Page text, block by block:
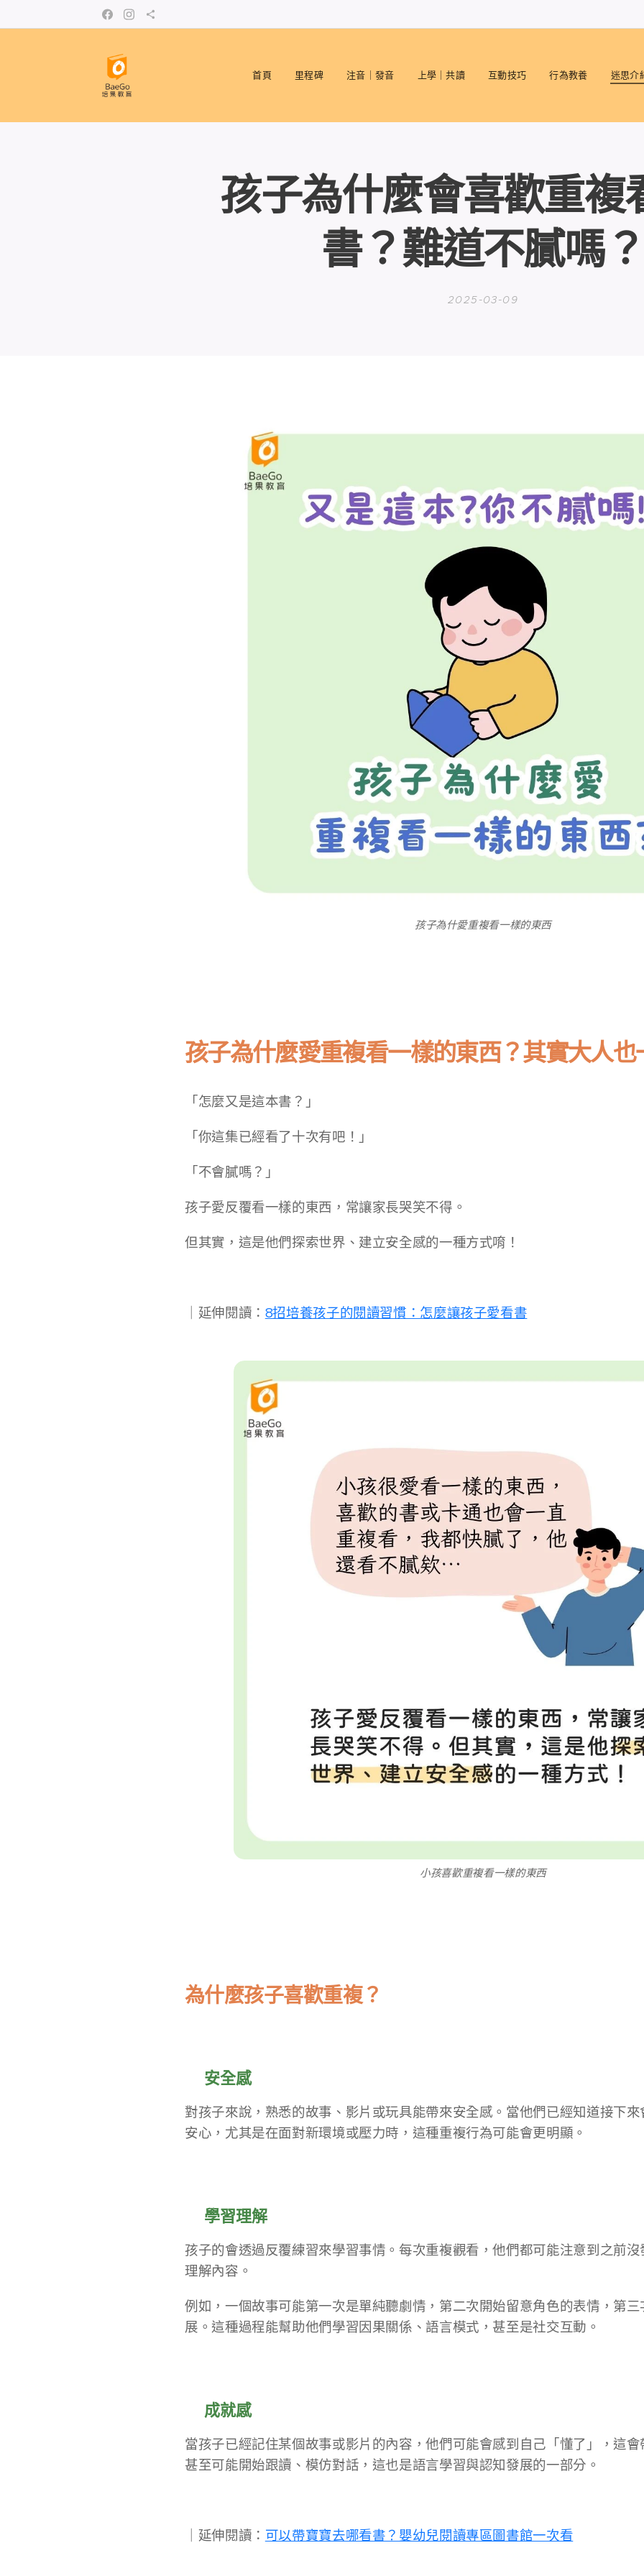
首頁 里程碑 注音｜發音 上學｜共讀 互動技巧 行為教養 迷思介
孩子為什麼會喜歡重複
書？難道不膩嗎
2025-03-09
孩子為什愛重複看一樣的東西
孩子為什麼愛重複看一樣的東西？其實大人也
「怎麼又是這本書？」
「你這集已經看了十次有吧！」
「不會膩嗎？」
孩子愛反覆看一樣的東西，常讓家長哭笑不得。
但其實，這是他們探索世界、建立安全感的一種方式唷！
｜延伸閱讀： 8招培養孩子的閱讀習慣：怎麼讓孩子愛看書
小孩喜歡重複看一樣的東西
為什麼孩子喜歡重複？
✅安全感
對孩子來說，熟悉的故事、影片或玩具能帶來安全感。當他們已經知道接下
安心，尤其是在面對新環境或壓力時，這種重複行為可能會更明顯。
✅學習理解
孩子的會透過反覆練習來學習事情。每次重複觀看，他們都可能注意到之前
理解內容。
例如，一個故事可能第一次是單純聽劇情，第二次開始留意角色的表情，第
展。這種過程能幫助他們學習因果關係、語言模式，甚至是社交互動。
✅成就感
當孩子已經記住某個故事或影片的內容，他們可能會感到自己「懂了」，這
甚至可能開始跟讀、模仿對話，這也是語言學習與認知發展的一部分。
｜延伸閱讀： 可以帶寶寶去哪看書？嬰幼兒閱讀專區圖書館一次看